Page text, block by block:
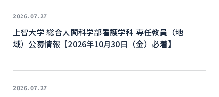
2026.07.27
上智大学 総合人間科学部看護学科 専任教員（地
域）公募情報【2026年10月30日（金）必着】
2026.07.27